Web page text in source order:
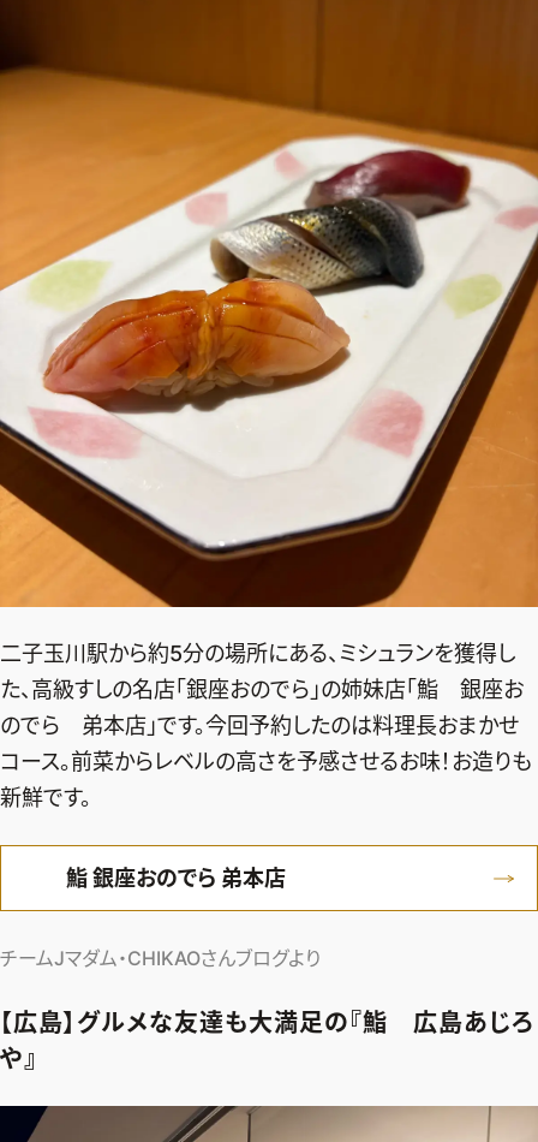
二子玉川駅から約5分の場所にある、ミシュランを獲得し
た、高級すしの名店「銀座おのでら」の姉妹店「鮨 銀座お
のでら 弟本店」です。今回予約したのは料理長おまかせ
コース。前菜からレベルの高さを予感させるお味！お造りも
新鮮です。
鮨 銀座おのでら 弟本店
チームJマダム・CHIKAOさんブログより
【広島】グルメな友達も大満足の『鮨 広島あじろ
や』